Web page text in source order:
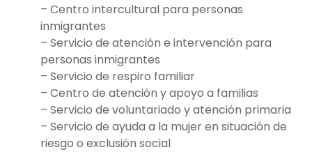
– Centro intercultural para personas
inmigrantes
– Servicio de atención e intervención para
personas inmigrantes
– Servicio de respiro familiar
– Centro de atención y apoyo a familias
– Servicio de voluntariado y atención primaria
– Servicio de ayuda a la mujer en situación de
riesgo o exclusión social